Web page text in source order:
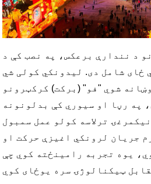
د نندارې برعکس، په نصب کې د
ځای شامل دی. لیدونکي کولی شي
شوي "فو" (برکت) کرکټرونو
په رڼا او سیوري کې بدلونونه
ترلاسه کولو عمل سمبول
جریان لرونکي اغیزې حرکت او
یوه تجربه رامینځته کوي چې